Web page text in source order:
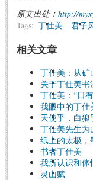
原文出处： http://
Tags: 丁仕美 君子
相关文章
丁仕美：从矿
关于丁仕美
丁仕美：“日
我眼中的丁仕
天使乎，白狼
丁仕美先生为
纸上的太极，
书者丁仕美
我所认识和体
灵山赋